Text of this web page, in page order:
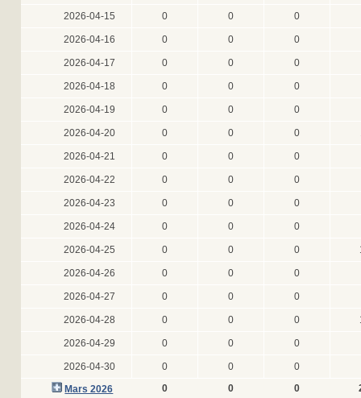
2026-04-15 0 0 0
2026-04-16 0 0 0
2026-04-17 0 0 0
2026-04-18 0 0 0
2026-04-19 0 0 0
2026-04-20 0 0 0
2026-04-21 0 0 0
2026-04-22 0 0 0
2026-04-23 0 0 0
2026-04-24 0 0 0
2026-04-25 0 0 0
2026-04-26 0 0 0
2026-04-27 0 0 0
2026-04-28 0 0 0
2026-04-29 0 0 0
2026-04-30 0 0
0
Mars 2026
0 0 0